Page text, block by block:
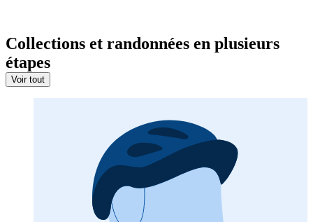
Collections et randonnées en plusieurs
étapes
Voir tout